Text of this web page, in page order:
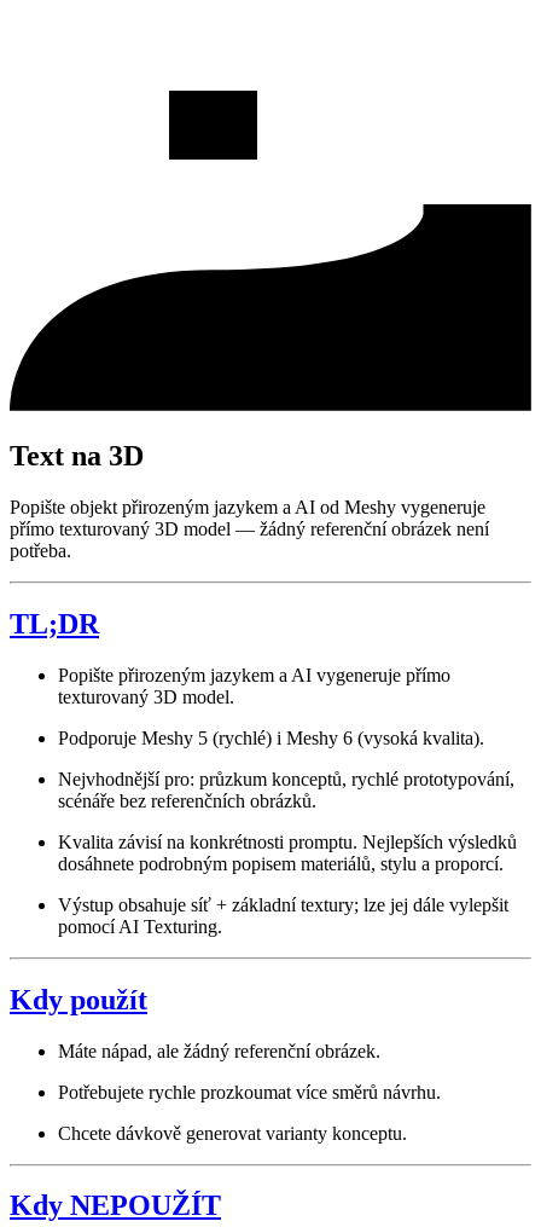
Text na 3D
Popište objekt přirozeným jazykem a AI od Meshy vygeneruje
přímo texturovaný 3D model — žádný referenční obrázek není
potřeba.
TL;DR
Popište přirozeným jazykem a AI vygeneruje přímo
texturovaný 3D model.
Podporuje Meshy 5 (rychlé) i Meshy 6 (vysoká kvalita).
Nejvhodnější pro: průzkum konceptů, rychlé prototypování,
scénáře bez referenčních obrázků.
Kvalita závisí na konkrétnosti promptu. Nejlepších výsledků
dosáhnete podrobným popisem materiálů, stylu a proporcí.
Výstup obsahuje síť + základní textury; lze jej dále vylepšit
pomocí AI Texturing.
Kdy použít
Máte nápad, ale žádný referenční obrázek.
Potřebujete rychle prozkoumat více směrů návrhu.
Chcete dávkově generovat varianty konceptu.
Kdy NEPOUŽÍT